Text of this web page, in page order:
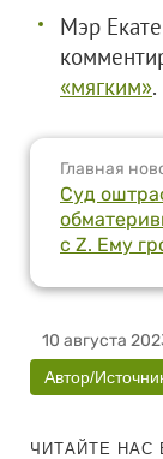
Мэр
«мягким».
Главная
Суд
с Z. Ему
10 августа
Автор/
ЧИТАЙТЕ НАС